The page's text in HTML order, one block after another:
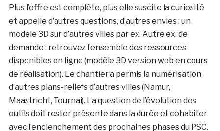
Plus l’offre est complète, plus elle suscite la curiosité
et appelle d’autres questions, d’autres envies : un
modèle 3D sur d’autres villes par ex. Autre ex. de
demande : retrouvez l’ensemble des ressources
disponibles en ligne (modèle 3D version web en cours
de réalisation). Le chantier a permis la numérisation
d’autres plans-reliefs d’autres villes (Namur,
Maastricht, Tournai). La question de l’évolution des
outils doit rester présente dans la durée et cohabiter
avec l’enclenchement des prochaines phases du PSC.